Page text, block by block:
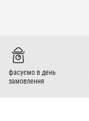
фасуємо в день
замовлення